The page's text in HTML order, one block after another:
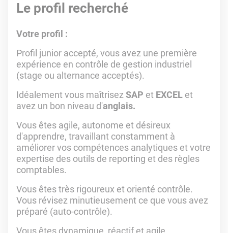
Le profil recherché
Votre profil :
Profil junior accepté, vous avez une première
expérience en contrôle de gestion industriel
(stage ou alternance acceptés).
Idéalement vous maîtrisez SAP et EXCEL et
avez un bon niveau d'anglais.
Vous êtes agile, autonome et désireux
d'apprendre, travaillant constamment à
améliorer vos compétences analytiques et votre
expertise des outils de reporting et des règles
comptables.
Vous êtes très rigoureux et orienté contrôle.
Vous révisez minutieusement ce que vous avez
préparé (auto-contrôle).
Vous êtes dynamique, réactif et agile